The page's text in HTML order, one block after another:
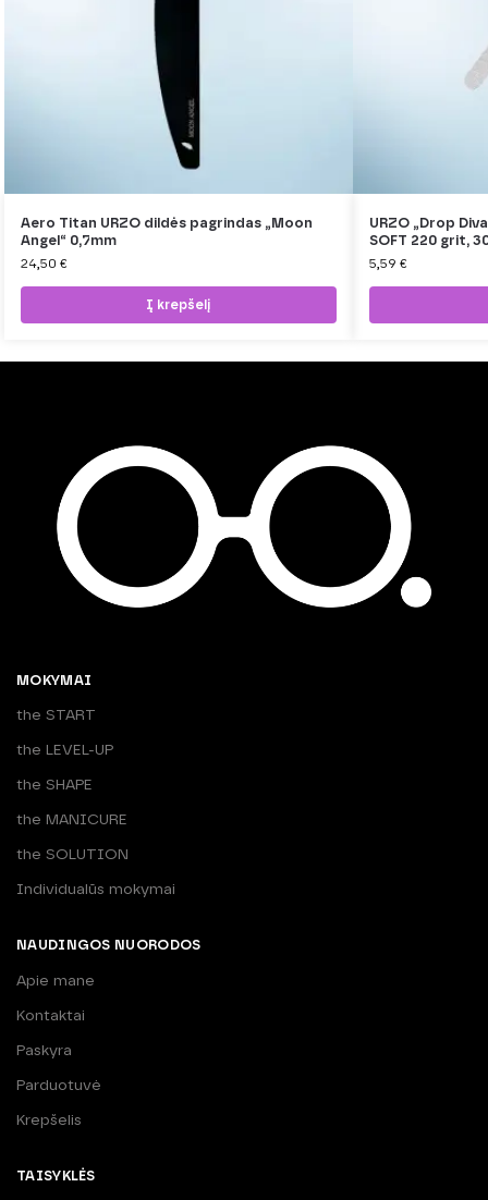
Aero Titan URZO dildės pagrindas „Moon
Angel“ 0,7mm
24,50 €
Į krepšelį
URZO „Drop
SOFT 220 grit,
5,59 €
MOKYMAI
the START
the LEVEL-UP
the SHAPE
the MANICURE
the SOLUTION
Individualūs mokymai
NAUDINGOS NUORODOS
Apie mane
Kontaktai
Paskyra
Parduotuvė
Krepšelis
TAISYKLĖS